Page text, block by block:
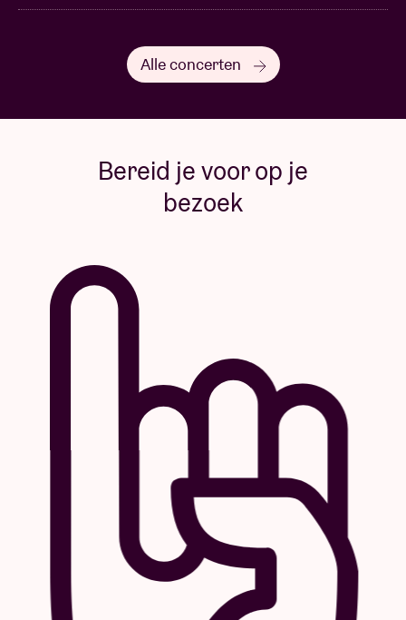
Alle concerten
Bereid je voor op je
bezoek